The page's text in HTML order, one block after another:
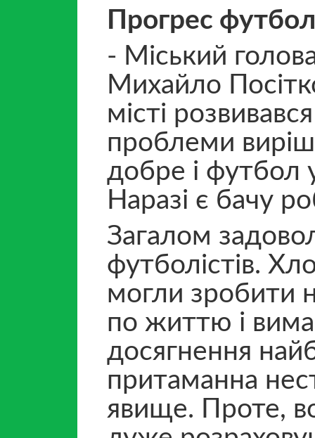
Прогрес
- Міський
Михайло
місті
проблеми
добре і футбол
Наразі є бачу
Загалом
футболістів.
могли зробити
по життю і
досягнення
притаманна
явище. Проте,